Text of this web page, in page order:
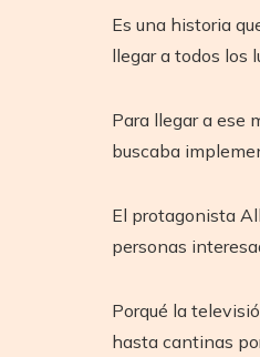
Es una historia
llegar a todos los
Para llegar a ese
buscaba
El protagonista
personas
Porqué la
hasta cantinas